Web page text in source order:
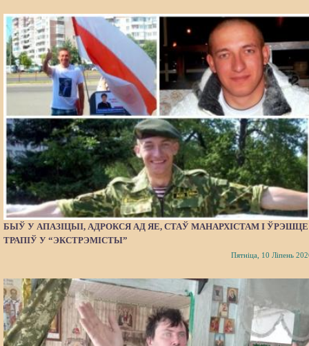
БЫЎ У АПАЗІЦЫІ, АДРОКСЯ АД ЯЕ, СТАЎ МАНАРХІСТАМ І ЎРЭШЦЕ
ТРАПІЎ У “ЭКСТРЭМІСТЫ”
Пятніца, 10 Ліпень